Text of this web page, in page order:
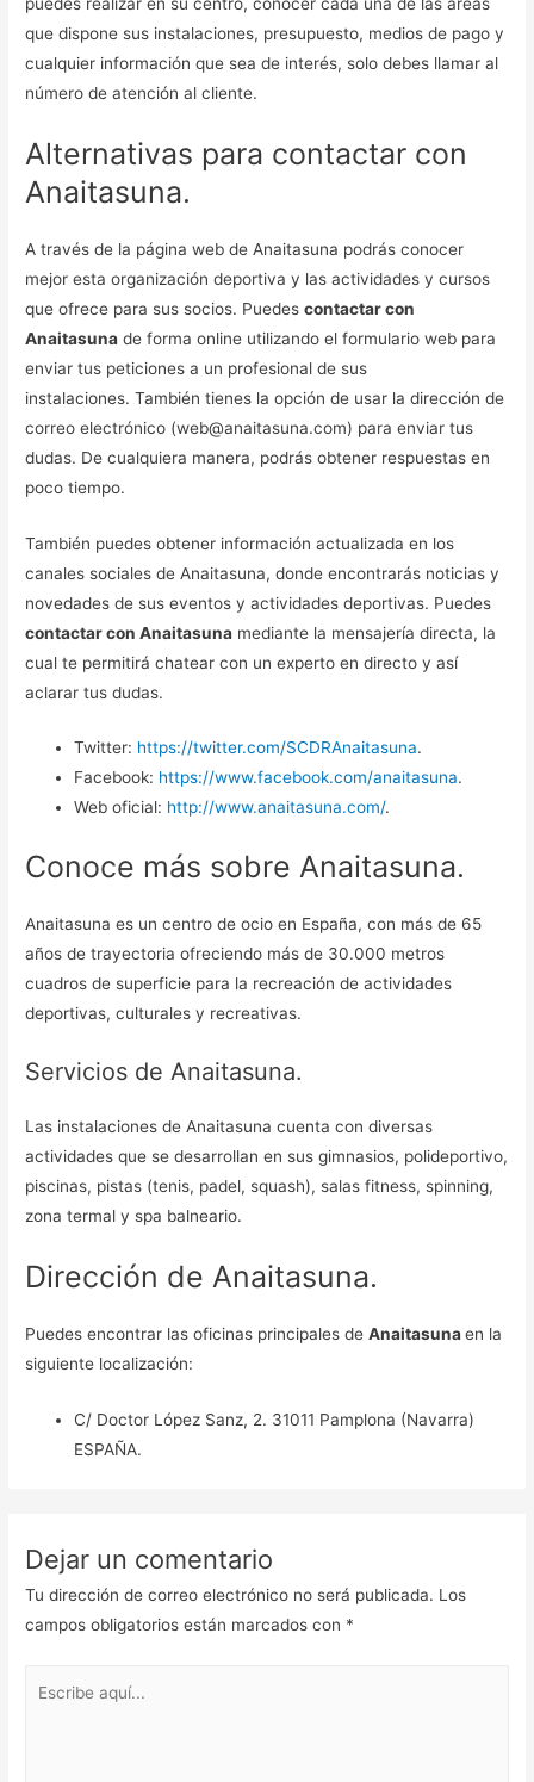
que dispone sus instalaciones, presupuesto, medios de pago y
cualquier información que sea de interés, solo debes llamar al
número de atención al cliente.
Alternativas para contactar con
Anaitasuna.
A través de la página web de Anaitasuna podrás conocer
mejor esta organización deportiva y las actividades y cursos
que ofrece para sus socios. Puedescontactar con
Anaitasuna de forma online utilizando el formulario web para
enviar tus peticiones a un profesional de sus
instalaciones. También tienes la opción de usar la dirección de
correo electrónico (web@anaitasuna.com) para enviar tus
dudas. De cualquiera manera, podrás obtener respuestas en
poco tiempo.
También puedes obtener información actualizada en los
canales sociales de Anaitasuna, donde encontrarás noticias y
novedades de sus eventos y actividades deportivas. Puedes
contactar con Anaitasuna mediante la mensajería directa, la
cual te permitirá chatear con un experto en directo y así
aclarar tus dudas.
Twitter: https://twitter.com/SCDRAnaitasuna.
Facebook: https://www.facebook.com/anaitasuna.
Web oficial: http://www.anaitasuna.com/.
Conoce más sobre Anaitasuna.
Anaitasuna es un centro de ocio en España, con más de 65
años de trayectoria ofreciendo más de 30.000 metros
cuadros de superficie para la recreación de actividades
deportivas, culturales y recreativas.
Servicios de Anaitasuna.
Las instalaciones de Anaitasuna cuenta con diversas
actividades que se desarrollan en sus gimnasios, polideportivo,
piscinas, pistas (tenis, padel, squash), salas fitness, spinning,
zona termal y spa balneario.
Dirección de Anaitasuna.
Puedes encontrar las oficinas principales deAnaitasunaen la
siguiente localización:
C/ Doctor López Sanz, 2. 31011 Pamplona (Navarra)
ESPAÑA.
Dejar un comentario
Tu dirección de correo electrónico no será publicada. Los
campos obligatorios están marcados con *